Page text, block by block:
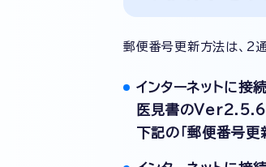
郵便番号更新方法は、2
インターネットに接
医見書のVer2.5.6
下記の「郵便番号更